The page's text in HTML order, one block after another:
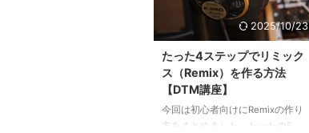
2025/10/23
たった4ステップでリミック
ス（Remix）を作る方法
【DTM講座】
今回は初心者向けにRemixの作り
方をまとめました。たったの5